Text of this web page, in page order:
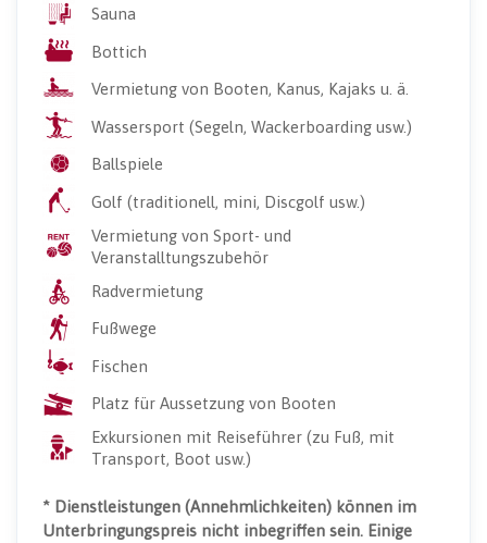
Sauna
Bottich
Vermietung von Booten, Kanus, Kajaks u. ä.
Wassersport (Segeln, Wackerboarding usw.)
Ballspiele
Golf (traditionell, mini, Discgolf usw.)
Vermietung von Sport- und
Veranstalltungszubehör
Radvermietung
Fußwege
Fischen
Platz für Aussetzung von Booten
Exkursionen mit Reiseführer (zu Fuß, mit
Transport, Boot usw.)
* Dienstleistungen (Annehmlichkeiten) können im
Unterbringungspreis nicht inbegriffen sein. Einige